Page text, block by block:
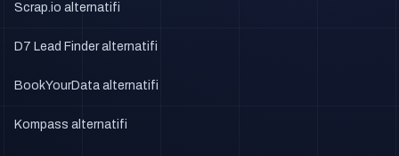
Scrap.io alternatifi
D7 Lead Finder alternatifi
BookYourData alternatifi
Kompass alternatifi